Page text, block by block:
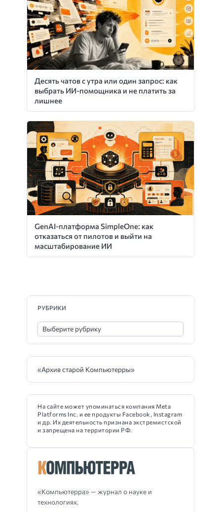
Десять чатов с утра или один запрос: как
выбрать ИИ-помощника и не платить за
лишнее
GenAI-платформа SimpleOne: как
отказаться от пилотов и выйти на
масштабирование ИИ
«Компьютерра» — журнал о науке и
технологиях.
РУБРИКИ
«Архив старой Компьютерры»
На сайте может упоминаться компания Meta
Platforms Inc. и ее продукты Facebook, Instagram
и др. Их деятельность признана экстремистской
и запрещена на территории РФ.